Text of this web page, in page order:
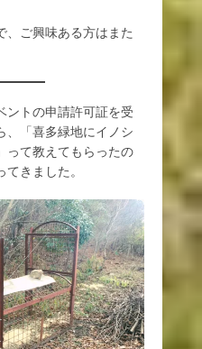
、ご興味ある方はまた
ントの申請許可証を受
、「喜多緑地にイノシ
って教えてもらったの
きました。